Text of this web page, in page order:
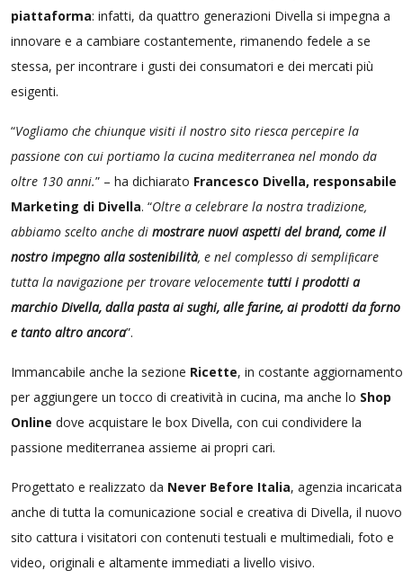
piattaforma: infatti, da quattro generazioni Divella si impegna a
innovare e a cambiare costantemente, rimanendo fedele a se
stessa, per incontrare i gusti dei consumatori e dei mercati più
esigenti.
“Vogliamo che chiunque visiti il nostro sito riesca percepire la
passione con cui portiamo la cucina mediterranea nel mondo da
oltre 130 anni.” – ha dichiarato Francesco Divella, responsabile
Marketing di Divella. “Oltre a celebrare la nostra tradizione,
abbiamo scelto anche di mostrare nuovi aspetti del brand, come il
nostro impegno alla sostenibilità, e nel complesso di sempliﬁcare
tutta la navigazione per trovare velocemente tutti i prodotti a
marchio Divella, dalla pasta ai sughi, alle farine, ai prodotti da forno
e tanto altro ancora”.
Immancabile anche la sezione Ricette, in costante aggiornamento
per aggiungere un tocco di creatività in cucina, ma anche lo Shop
Online dove acquistare le box Divella, con cui condividere la
passione mediterranea assieme ai propri cari.
Progettato e realizzato da Never Before Italia, agenzia incaricata
anche di tutta la comunicazione social e creativa di Divella, il nuovo
sito cattura i visitatori con contenuti testuali e multimediali, foto e
video, originali e altamente immediati a livello visivo.